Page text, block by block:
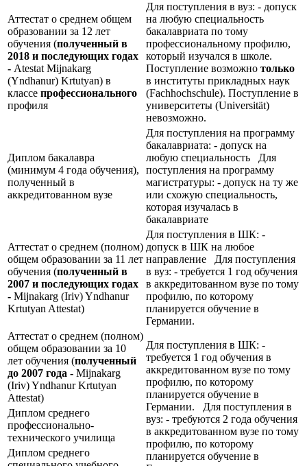
Аттестат о среднем общем
образовании за 12 лет
обучения (полученный в
2018 и последующих годах
- Atestat Mijnakarg
(Yndhanur) Krtutyan) в
классе профессионального
профиля
Для поступления в вуз: - допуск
на любую специальность
бакалавриата по тому
профессиональному профилю,
который изучался в школе.
Поступление возможно только
в институты прикладных наук
(Fachhochschule). Поступление в
университеты (Universität)
невозможно.
Диплом бакалавра
(минимум 4 года обучения),
полученный в
аккредитованном вузе
Для поступления на программу
бакалавриата: - допуск на
любую специальность Для
поступления на программу
магистратуры: - допуск на ту же
или схожую специальность,
которая изучалась в
бакалавриате
Аттестат о среднем (полном)
общем образовании за 11 лет
обучения (полученный в
2007 и последующих годах
- Mijnakarg (Iriv) Yndhanur
Krtutyan Attestat)
Для поступления в ШК: -
допуск в ШК на любое
направление Для поступления
в вуз: - требуется 1 год обучения
в аккредитованном вузе по тому
профилю, по которому
планируется обучение в
Германии.
Аттестат о среднем (полном)
общем образовании за 10
лет обучения (полученный
до 2007 года - Mijnakarg
(Iriv) Yndhanur Krtutyan
Attestat)
Для поступления в ШК: -
требуется 1 год обучения в
аккредитованном вузе по тому
профилю, по которому
планируется обучение в
Германии. Для поступления в
вуз: - требуются 2 года обучения
в аккредитованном вузе по тому
профилю, по которому
планируется обучение в
Диплом среднего
профессионально-
технического училища
Диплом среднего